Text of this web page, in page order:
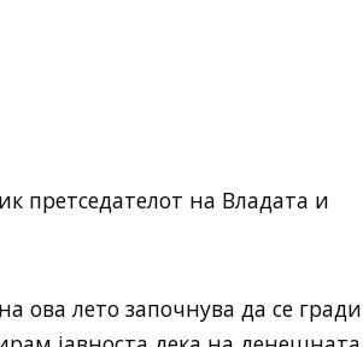
претседателот на Владата и
ова лето започнува да се гради